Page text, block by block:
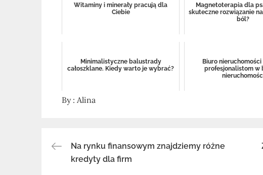
Witaminy i minerały pracują dla
Ciebie
Magnetoterapia dla
skuteczne rozwiązanie
ból?
Minimalistyczne balustrady
całoszklane. Kiedy warto je wybrać?
Biuro nieruchomości
profesjonalistom w
By : Alina
Nawigacja
Na rynku finansowym znajdziemy różne
kredyty dla firm